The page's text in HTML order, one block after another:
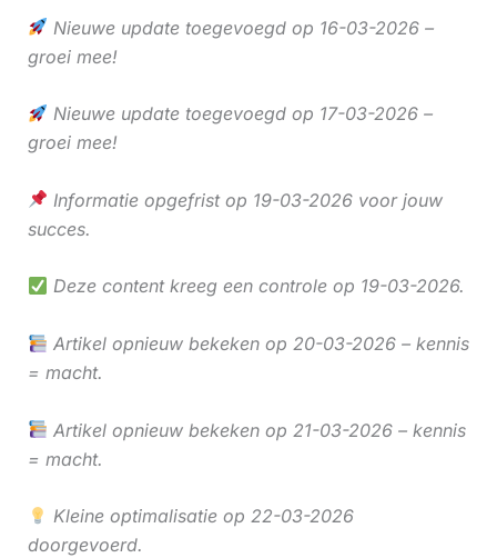
Nieuwe update toegevoegd op 16-03-2026 –
groei mee!
Nieuwe update toegevoegd op 17-03-2026 –
groei mee!
Informatie opgefrist op 19-03-2026 voor jouw
succes.
Deze content kreeg een controle op 19-03-2026.
Artikel opnieuw bekeken op 20-03-2026 – kennis
= macht.
Artikel opnieuw bekeken op 21-03-2026 – kennis
= macht.
Kleine optimalisatie op 22-03-2026
doorgevoerd.